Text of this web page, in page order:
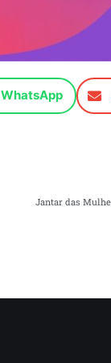
WhatsApp
Jantar das